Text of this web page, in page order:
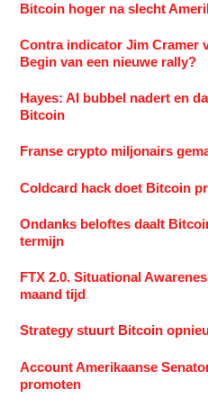
Bitcoin hoger na slecht
Contra indicator Jim Cramer
Begin van een nieuwe rally?
Hayes: AI bubbel nadert en
Bitcoin
Franse crypto miljonairs
Coldcard hack doet Bitcoin
Ondanks beloftes daalt
termijn
FTX 2.0. Situational
maand tijd
Strategy stuurt Bitcoin
Account Amerikaanse
promoten